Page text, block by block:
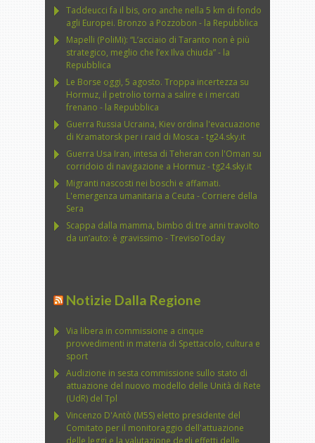
Taddeucci fa il bis, oro anche nella 5 km di fondo
agli Europei. Bronzo a Pozzobon - la Repubblica
Mapelli (PoliMi): “L’acciaio di Taranto non è più
strategico, meglio che l’ex Ilva chiuda” - la
Repubblica
Le Borse oggi, 5 agosto. Troppa incertezza su
Hormuz, il petrolio torna a salire e i mercati
frenano - la Repubblica
Guerra Russia Ucraina, Kiev ordina l'evacuazione
di Kramatorsk per i raid di Mosca - tg24.sky.it
Guerra Usa Iran, intesa di Teheran con l'Oman su
corridoio di navigazione a Hormuz - tg24.sky.it
Migranti nascosti nei boschi e affamati.
L'emergenza umanitaria a Ceuta - Corriere della
Sera
Scappa dalla mamma, bimbo di tre anni travolto
da un’auto: è gravissimo - TrevisoToday
Notizie Dalla Regione
Via libera in commissione a cinque
provvedimenti in materia di Spettacolo, cultura e
sport
Audizione in sesta commissione sullo stato di
attuazione del nuovo modello delle Unità di Rete
(UdR) del Tpl
Vincenzo D'Antò (M5S) eletto presidente del
Comitato per il monitoraggio dell'attuazione
delle leggi e la valutazione degli effetti delle